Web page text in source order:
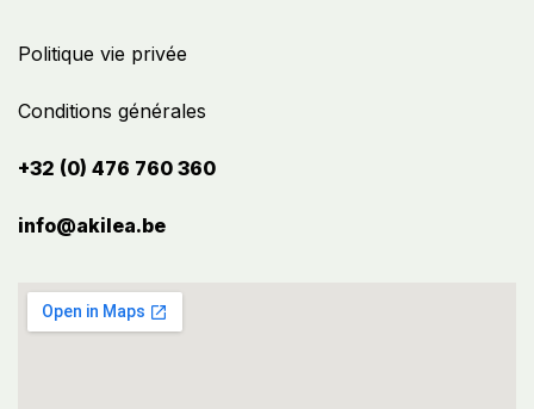
Politique vie privée
Conditions générales
+32 (0) 476 760 360
info@akilea.be​